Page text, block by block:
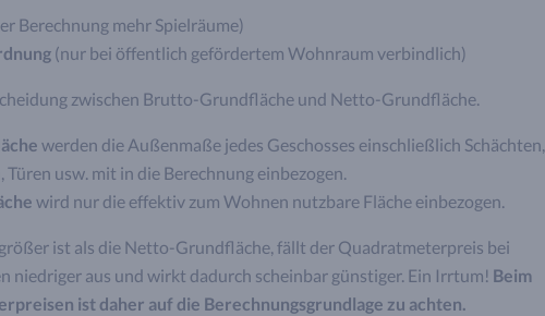
Berechnung mehr Spielräume)
(nur bei öffentlich gefördertem Wohnraum verbindlich)
zwischen Brutto-Grundfläche und Netto-Grundfläche.
werden die Außenmaße jedes Geschosses einschließlich Schächten,
usw. mit in die Berechnung einbezogen.
wird nur die effektiv zum Wohnen nutzbare Fläche einbezogen.
ist als die Netto-Grundfläche, fällt der Quadratmeterpreis bei
niedriger aus und wirkt dadurch scheinbar günstiger. Ein Irrtum! Beim
ist daher auf die Berechnungsgrundlage zu achten.